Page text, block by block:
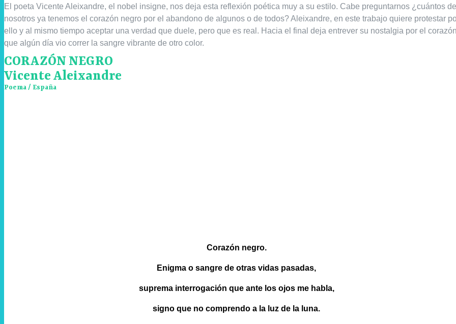
El poeta Vicente Aleixandre, el nobel insigne, nos deja esta reflexión poética muy a su estilo. Cabe preguntarnos ¿cuántos de
nosotros ya tenemos el corazón negro por el abandono de algunos o de todos? Aleixandre, en este trabajo quiere protestar
ello y al mismo tiempo aceptar una verdad que duele, pero que es real. Hacia el final deja entrever su nostalgia por el corazón
que algún día vio correr la sangre vibrante de otro color.
CORAZÓN NEGRO
Vicente Aleixandre
Poema / España
Corazón negro.
Enigma o sangre de otras vidas pasadas,
suprema interrogación que ante los ojos me habla,
signo que no comprendo a la luz de la luna.